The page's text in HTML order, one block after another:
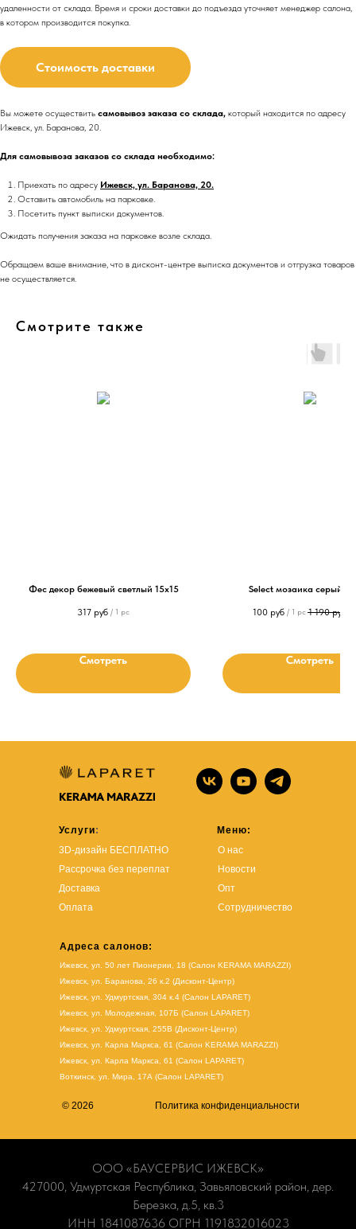
удаленности от склада. Время и сроки доставки до подъезда уточняет менеджер салона,
в котором производится покупка.
Стоимость доставки
Вы можете осуществить самовывоз заказа со склада, который находится по адресу
Ижевск, ул. Баранова, 20.
Для самовывоза заказов со склада необходимо:
Приехать по адресу Ижевск, ул. Баранова, 20.
Оставить автомобиль на парковке.
Посетить пункт выписки документов.
Ожидать получения заказа на парковке возле склада.
Обращаем ваше внимание, что в дисконт-центре выписка документов и отгрузка товаров
не осуществляется.
Смотрите также
Фес декор бежевый светлый 15x15
317 руб / 1 pc
Смотреть
Select мозаика серый
100 руб / 1 pc 1 190 руб
Смотреть
Услуги:
3D-дизайн БЕСПЛАТНО
Рассрочка без переплат
Доставка
Оплата
Меню:
О нас
Новости
Опт
Сотрудничество
Адреса салонов:
Ижевск, ул. 50 лет Пионерии, 18 (Салон KERAMA MARAZZI)
Ижевск, ул. Баранова, 26 к.2 (Дисконт-Центр)
Ижевск, ул. Удмуртская, 304 к.4 (Салон LAPARET)
Ижевск, ул. Молодежная, 107Б (Салон LAPARET)
Ижевск, ул. Удмуртская, 255В (Дисконт-Центр)
Ижевск, ул. Карла Маркса, 61 (Салон KERAMA MARAZZI)
Ижевск, ул. Карла Маркса, 61 (Салон LAPARET)
Воткинск, ул. Мира, 17А (Салон LAPARET)
© 2026 Политика конфиденциальности
ООО «БАУСЕРВИС ИЖЕВСК»
427000, Удмуртская Республика, Завьяловский район, дер.
Березка, д.5, кв.3
ИНН 1841087636 ОГРН 1191832016023